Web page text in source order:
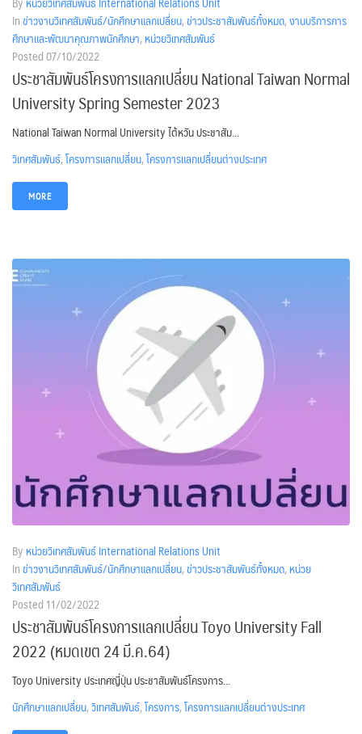
Inข่าวงานวิเทศสัมพันธ์/นักศึกษาแลกเปลี่ยน,ข่าวประชาสัมพันธ์ทั้งหมด,งานบริการการ
ศึกษาและพัฒนาคุณภาพนักศึกษา,หน่วยวิเทศสัมพันธ์
Posted07/10/2022
ประชาสัมพันธ์โครงการแลกเปลี่ยน National Taiwan Normal
University Spring Semester 2023
National Taiwan Normal University ไต้หวัน ประชาสัม...
วิเทศสัมพันธ์,โครงการแลกเปลี่ยน,โครงการแลกเปลี่ยนต่างประเทศ
MORE
By หน่วยวิเทศสัมพันธ์ International Relations Unit
Inข่าวงานวิเทศสัมพันธ์/นักศึกษาแลกเปลี่ยน,ข่าวประชาสัมพันธ์ทั้งหมด,หน่วย
วิเทศสัมพันธ์
Posted 11/02/2022
ประชาสัมพันธ์โครงการแลกเปลี่ยน Toyo University Fall
2022 (หมดเขต 24 มี.ค.64)
Toyo University ประเทศญี่ปุ่น ประชาสัมพันธ์โครงการ...
นักศึกษาแลกเปลี่ยน,วิเทศสัมพันธ์,โครงการ,โครงการแลกเปลี่ยนต่างประเทศ